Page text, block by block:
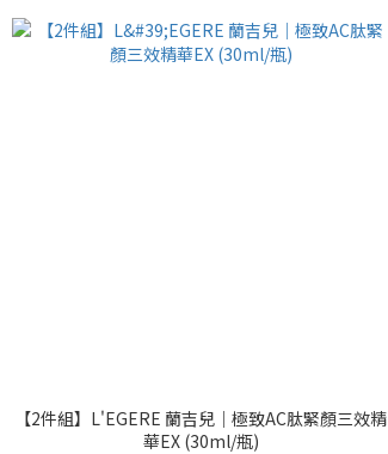
【2件組】L'EGERE 蘭吉兒｜極致AC肽緊顏三效精
華EX (30ml/瓶)